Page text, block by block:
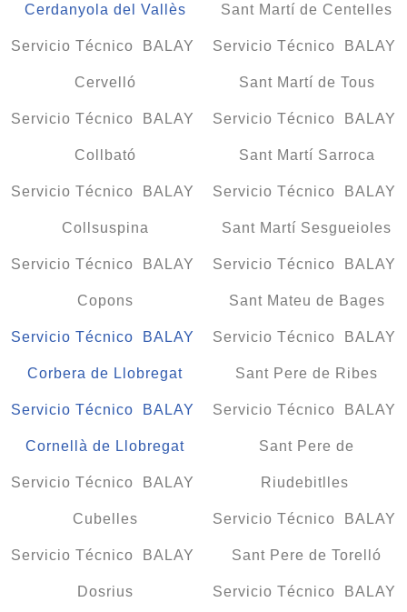
Cerdanyola del Vallès
Servicio Técnico BALAY
Cervelló
Servicio Técnico BALAY
Collbató
Servicio Técnico BALAY
Collsuspina
Servicio Técnico BALAY
Copons
Servicio Técnico BALAY
Corbera de Llobregat
Servicio Técnico BALAY
Cornellà de Llobregat
Servicio Técnico BALAY
Cubelles
Servicio Técnico BALAY
Dosrius
Sant Martí de Centelles
Servicio Técnico BALAY
Sant Martí de Tous
Servicio Técnico BALAY
Sant Martí Sarroca
Servicio Técnico BALAY
Sant Martí Sesgueioles
Servicio Técnico BALAY
Sant Mateu de Bages
Servicio Técnico BALAY
Sant Pere de Ribes
Servicio Técnico BALAY
Sant Pere de
Riudebitlles
Servicio Técnico BALAY
Sant Pere de Torelló
Servicio Técnico BALAY